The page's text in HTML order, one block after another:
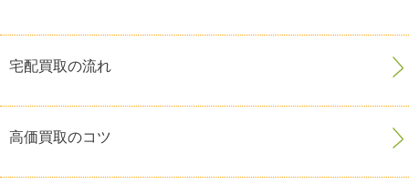
宅配買取の流れ
高価買取のコツ